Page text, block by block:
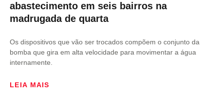
abastecimento em seis bairros na
madrugada de quarta
Os dispositivos que vão ser trocados compõem o conjunto da
bomba que gira em alta velocidade para movimentar a água
internamente.
LEIA MAIS